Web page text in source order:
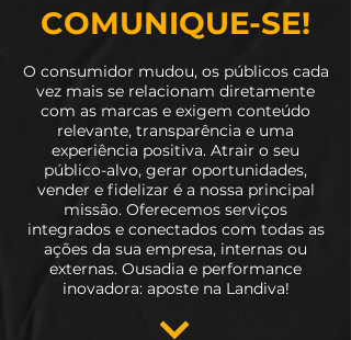
COMUNIQUE-SE!
O consumidor mudou, os públicos cada
vez mais se relacionam diretamente
com as marcas e exigem conteúdo
relevante, transparência e uma
experiência positiva. Atrair o seu
público-alvo, gerar oportunidades,
vender e fidelizar é a nossa principal
missão. Oferecemos serviços
integrados e conectados com todas as
ações da sua empresa, internas ou
externas. Ousadia e performance
inovadora: aposte na Landiva!